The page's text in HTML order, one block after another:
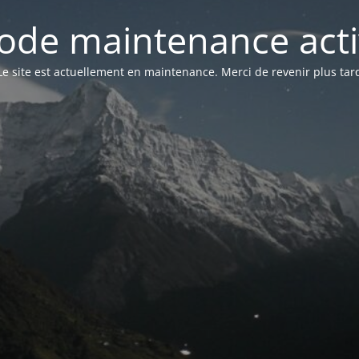
maintenance
site est actuellement en maintenance. Merci de revenir plus